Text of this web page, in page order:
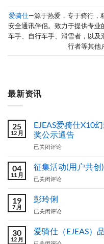
爱骑仕—源于热爱，专于骑行，
安全通讯伴侣。致力于提供专业
车手、自行车手、滑雪者，以
行者等其他
最新资讯
25
12 月
EJEAS爱骑仕X10
奖公示通告
EJEAS
骑
仕
X10
影
系
外
壳
已关闭评论
04
11 月
征集活动(用户共创
征
活
动
(用
共
已关闭评论
19
7 月
彭玲俐
彭
俐
已关闭评论
30
12 月
爱骑仕（EJEAS）